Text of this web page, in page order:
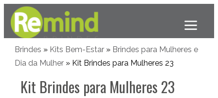
Brindes » Kits Bem-Estar» Brindes para Mulheres e
Dia da Mulher» Kit Brindes para Mulheres 23
Kit Brindes para Mulheres 23